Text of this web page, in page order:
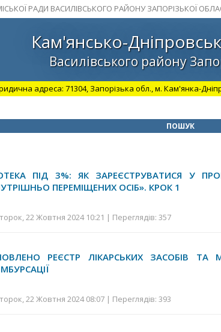
РАДИ ВАСИЛІВСЬКОГО РАЙОНУ ЗАПОРІЗЬКОЇ
Кам'янсько-
Василівського району
адреса: 71304, Запорізька обл., м. Кам'янка-
ПОШУК
ПІД 3%: ЯК ЗАРЕЄСТРУВАТИСЯ У
ПЕРЕМІЩЕНИХ ОСІБ». КРОК 1
22 Жовтня 2024 10:21 | Переглядів: 357
РЕЄСТР ЛІКАРСЬКИХ ЗАСОБІВ
22 Жовтня 2024 08:07 | Переглядів: 393